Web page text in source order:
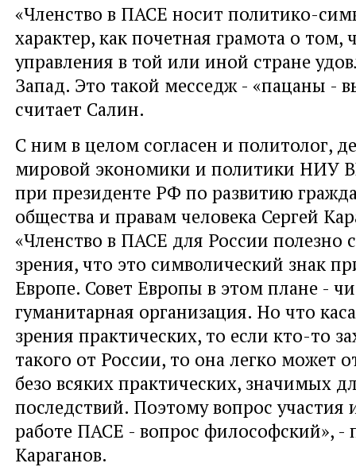
«Членство в ПАСЕ носит политико-
характер, как почетная грамота о
управления в той или иной стране
Запад. Это такой месседж - «пацаны -
считает Салин.
С ним в целом согласен и политолог,
мировой экономики и политики НИУ
при президенте РФ по развитию
общества и правам человека Сергей
«Членство в ПАСЕ для России полезно
зрения, что это символический знак
Европе. Совет Европы в этом плане -
гуманитарная организация. Но что
зрения практических, то если кто-то
такого от России, то она легко может
безо всяких практических, значимых
последствий. Поэтому вопрос участия
работе ПАСЕ - вопрос философский», -
Караганов.